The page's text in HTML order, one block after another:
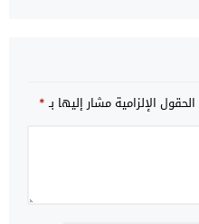
الحقول الإلزامية مشار إليها بـ*